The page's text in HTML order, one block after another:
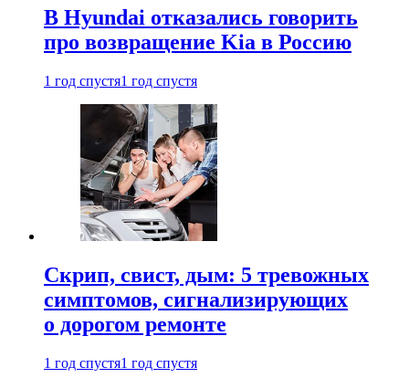
В Hyundai отказались говорить
про возвращение Kia в Россию
1 год спустя1 год спустя
Скрип, свист, дым: 5 тревожных
симптомов, сигнализирующих
о дорогом ремонте
1 год спустя1 год спустя